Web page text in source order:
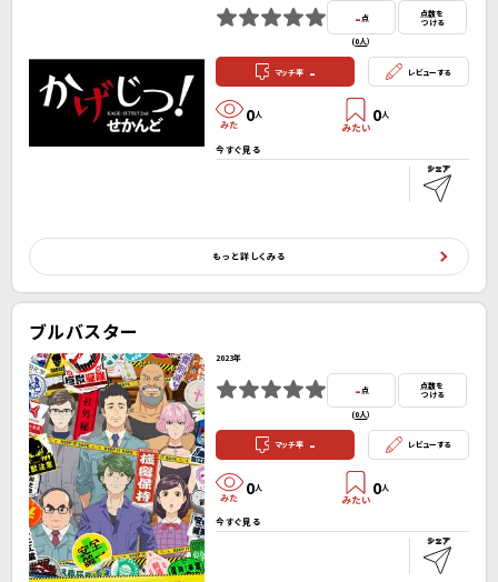
- 点
(0人）
点数を
つける
マッチ率 - レビューする
0人 0人
今すぐ見る
もっと詳しくみる
ブルバスター
2023年
-点
(0人）
点数を
つける
マッチ率 - レビューする
0人 0人
今すぐ見る